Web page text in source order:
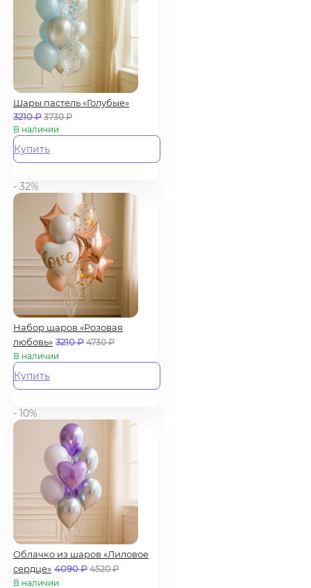
Шары пастель «Голубые»
3210₽ 3730₽
В наличии
Купить
- 32%
Набор шаров «Розовая
любовь» 3210₽ 4730₽
В наличии
Купить
- 10%
Облачко из шаров «Лиловое
сердце» 4090₽ 4520₽
В наличии